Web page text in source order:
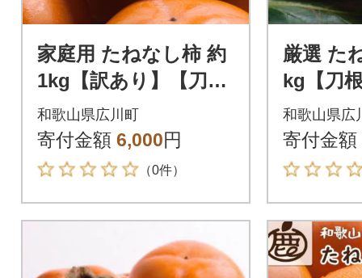
家庭用 たねなし柿 約
1kg【訳あり】【刀根
早生・平核無柿(ひら
たねなしかき)】
和歌山県広川町
寄付金額 6,000円
（0件）
厳選 た
kg【刀
柿(ひら
き)】【
柿】
和歌山県広
寄付金額